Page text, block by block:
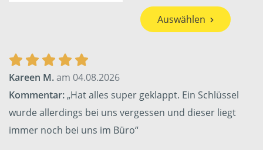
Auswählen
Kareen M.am 04.08.2026
Kommentar:„Hat alles super geklappt. Ein Schlüssel
wurde allerdings bei uns vergessen und dieser liegt
immer noch bei uns im Büro“